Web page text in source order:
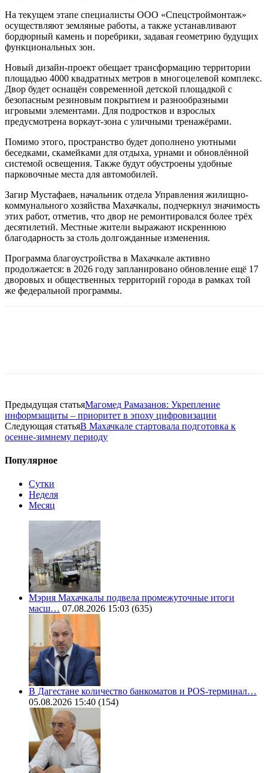
На текущем этапе специалисты ООО «Спецстроймонтаж»
осуществляют земляные работы, а также устанавливают
бордюрный камень и поребрики, задавая геометрию будущих
функциональных зон.
Новый дизайн-проект обещает трансформацию территории
площадью 4000 квадратных метров в многоцелевой комплекс.
Двор будет оснащён современной детской площадкой с
безопасным резиновым покрытием и разнообразными
игровыми элементами. Для подростков и взрослых
предусмотрена воркаут-зона с уличными тренажёрами.
Помимо этого, пространство будет дополнено уютными
беседками, скамейками для отдыха, урнами и обновлённой
системой освещения. Также будут обустроены удобные
парковочные места для автомобилей.
Загир Мустафаев, начальник отдела Управления жилищно-
коммунального хозяйства Махачкалы, подчеркнул значимость
этих работ, отметив, что двор не ремонтировался более трёх
десятилетий. Местные жители выражают искреннюю
благодарность за столь долгожданные изменения.
Программа благоустройства в Махачкале активно
продолжается: в 2026 году запланировано обновление ещё 17
дворовых и общественных территорий города в рамках той
же федеральной программы.
Предыдущая статьяМагомед Рамазанов: Укрепление
информзащиты – приоритет в эпоху цифровизации
Следующая статьяВ Махачкале стартовала подготовка к
осенне‑зимнему периоду
Популярное
Сутки
Неделя
Месяц
Мэрия Махачкалы подвела промежуточные итоги
масш… 07.08.2026 15:03 (635)
В Дагестане количество банкоматов и POS-терминал…
05.08.2026 15:40 (154)